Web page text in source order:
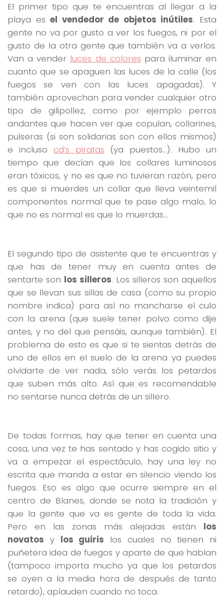
El primer tipo que te encuentras al llegar a la
playa esel vendedor de objetos inútiles. Esta
gente no va por gusto a ver los fuegos, ni por el
gusto de la otra gente que también va a verlos.
Van a vender luces de colores para iluminar en
cuanto que se apaguen las luces de la calle (los
fuegos se ven con las luces apagadas). Y
también aprovechan para vender cualquier otro
tipo de gilipollez, como por ejemplo perros
andantes que hacen ver que copulan, collarines,
pulseras (si son solidarias son con ellos mismos)
e incluso cd’s piratas (ya puestos…). Hubo un
tiempo que decían que los collares luminosos
eran tóxicos, y no es que no tuvieran razón, pero
es que si muerdes un collar que lleva veintemil
componentes normal que te pase algo malo, lo
que no es normal es que lo muerdas…
El segundo tipo de asistente que te encuentras y
que has de tener muy en cuenta antes de
sentarte son los silleros. Los silleros son aquellos
que se llevan sus sillas de casa (como su propio
nombre indica) para así no mancharse el culo
con la arena (que suele tener polvo como dije
antes, y no del que pensáis, aunque también). El
problema de esto es que si te sientas detrás de
uno de ellos en el suelo de la arena ya puedes
olvidarte de ver nada, sólo verás los petardos
que suben más alto. Así que es recomendable
no sentarse nunca detrás de un sillero.
De todas formas, hay que tener en cuenta una
cosa, una vez te has sentado y has cogido sitio y
va a empezar el espectáculo, hay una ley no
escrita que manda a estar en silencio viendo los
fuegos. Eso es algo que ocurre siempre en el
centro de Blanes, donde se nota la tradición y
que la gente que va es gente de toda la vida.
Pero en las zonas más alejadas están los
novatos y los guiris los cuales no tienen ni
puñetera idea de fuegos y aparte de que hablan
(tampoco importa mucho ya que los petardos
se oyen a la media hora de después de tanto
retardo), aplauden cuando no toca.